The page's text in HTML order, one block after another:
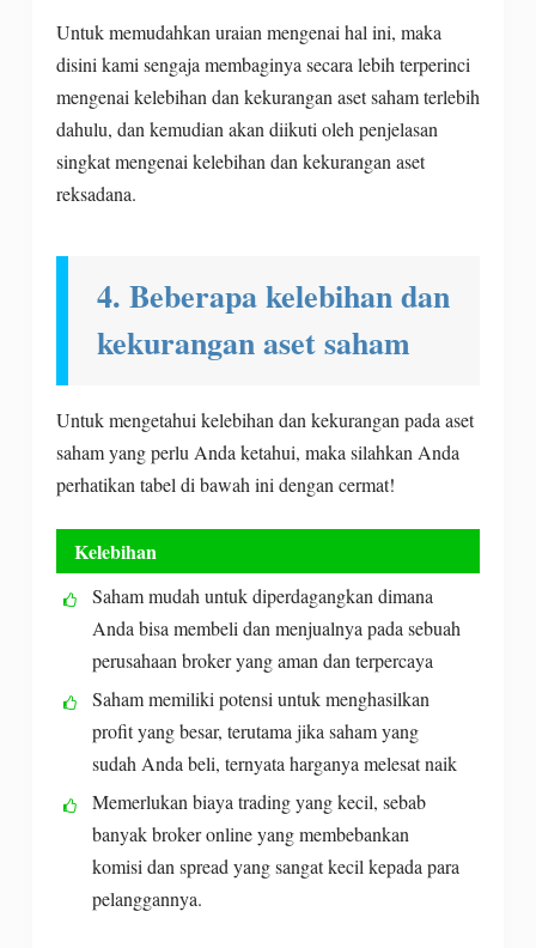
Untuk memudahkan uraian mengenai hal ini, maka
disini kami sengaja membaginya secara lebih terperinci
mengenai kelebihan dan kekurangan aset saham terlebih
dahulu, dan kemudian akan diikuti oleh penjelasan
singkat mengenai kelebihan dan kekurangan aset
reksadana.
4. Beberapa kelebihan dan
kekurangan aset saham
Untuk mengetahui kelebihan dan kekurangan pada aset
saham yang perlu Anda ketahui, maka silahkan Anda
perhatikan tabel di bawah ini dengan cermat!
Kelebihan
Saham mudah untuk diperdagangkan dimana
Anda bisa membeli dan menjualnya pada sebuah
perusahaan broker yang aman dan terpercaya
Saham memiliki potensi untuk menghasilkan
profit yang besar, terutama jika saham yang
sudah Anda beli, ternyata harganya melesat naik
Memerlukan biaya trading yang kecil, sebab
banyak broker online yang membebankan
komisi dan spread yang sangat kecil kepada para
pelanggannya.